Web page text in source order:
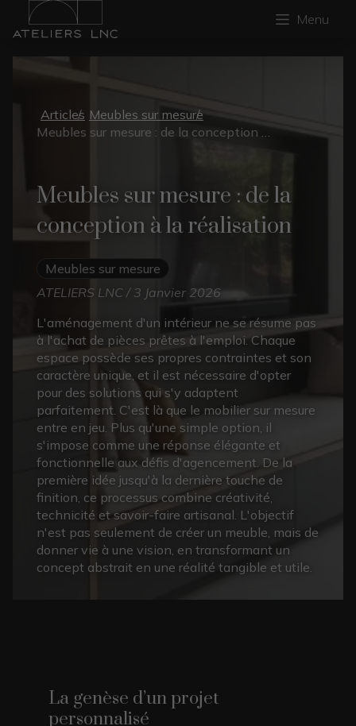
Menu
Articles Meubles sur mesure
Meubles sur mesure : de la
conception à la réalisation
Meubles sur mesure
ATELIERS LNC / 3 Janvier 2026
L'aménagement d'un intérieur ne se résume pas
à l'achat de pièces prêtes à l'emploi. Chaque
espace possède ses propres contraintes et son
caractère unique, et il est nécessaire d'opter
pour des solutions qui s'y adaptent
parfaitement. C'est là que le mobilier sur mesure
entre en jeu. Plus qu'une simple option, il
s'impose comme une réponse élégante et
fonctionnelle aux défis d'agencement. De la
première idée jusqu'à la dernière touche de
finition, ce processus combine créativité,
technicité et savoir-faire artisanal. L'objectif
n'est pas seulement de créer un meuble, mais de
donner vie à une vision, en transformant un
concept abstrait en une réalité tangible et utile.
La genèse d’un projet
personnalisé